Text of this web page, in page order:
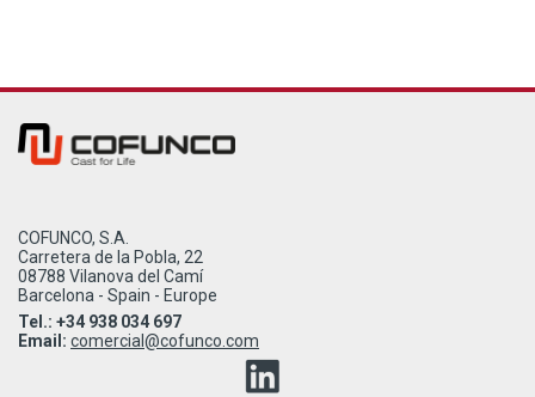
COFUNCO, S.A.
Carretera de la Pobla, 22
08788 Vilanova del Camí
Barcelona - Spain - Europe
Tel.: +34 938 034 697
Email: comercial@cofunco.com